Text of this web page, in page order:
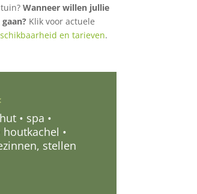
Wanneer willen jullie
gaan? Klik voor actuele
en tarieven.
• spa •
•
stellen